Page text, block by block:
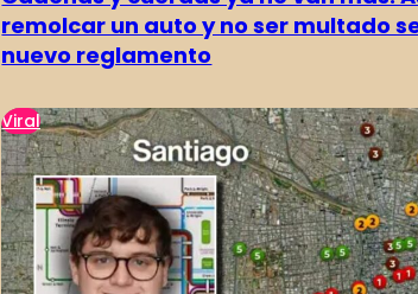
remolcar un auto y no ser multado
nuevo reglamento
Viral